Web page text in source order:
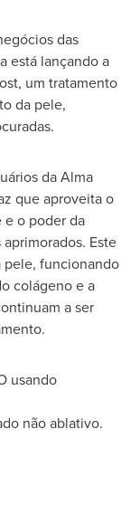
das
está lançando a
um tratamento
da pele,
da Alma
que aproveita o
e o poder da
Este
pele, funcionando
colágeno e a
a ser
usando
não ablativo.